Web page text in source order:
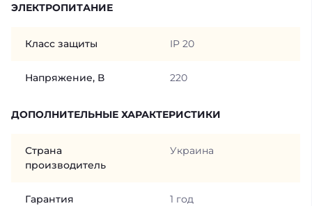
ЭЛЕКТРОПИТАНИЕ
Класс защиты IP 20
Напряжение, В 220
ДОПОЛНИТЕЛЬНЫЕ ХАРАКТЕРИСТИКИ
Страна
производитель
Украина
Гарантия 1 год